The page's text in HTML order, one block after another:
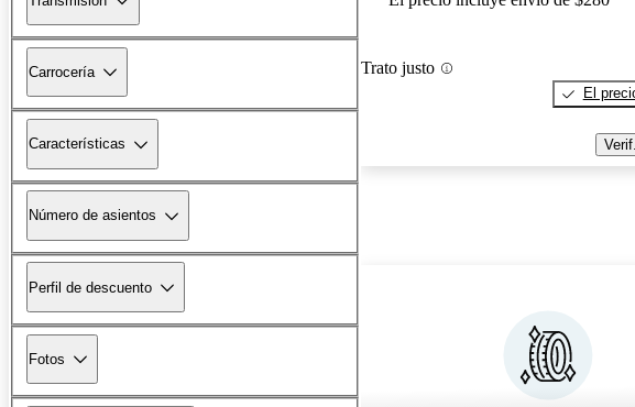
Carrocería
Características
Número de asientos
Perfil de descuento
Fotos
Trato justo
El